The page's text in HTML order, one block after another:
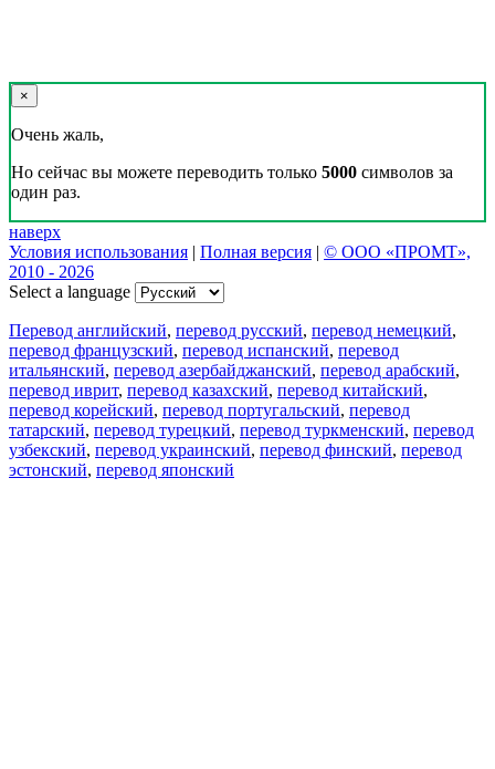
×
Очень жаль,
Но сейчас вы можете переводить только 5000 символов за
один раз.
наверх
Условия использования | Полная версия | © ООО «ПРОМТ»,
2010 - 2026
Select a language
Перевод английский, перевод русский, перевод немецкий,
перевод французский, перевод испанский, перевод
итальянский, перевод азербайджанский, перевод арабский,
перевод иврит, перевод казахский, перевод китайский,
перевод корейский, перевод португальский, перевод
татарский, перевод турецкий, перевод туркменский, перевод
узбекский, перевод украинский, перевод финский, перевод
эстонский, перевод японский